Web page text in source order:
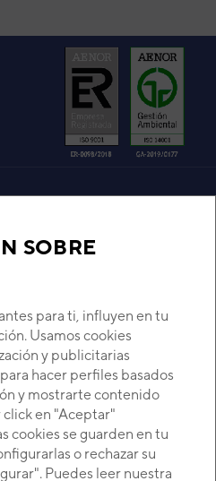
SOBRE
para ti, influyen en tu
Usamos cookies
y publicitarias
hacer perfiles basados
y mostrarte contenido
click en "Aceptar"
cookies se guarden en tu
o rechazar su
Puedes leer nuestra
MURAL VRF SERIE V
Ref. fabricante:
INTERIOR ASH18FB
HSM-18LB
-Ref. fabricante: HSM-18LB
DETALLE
INTERIOR